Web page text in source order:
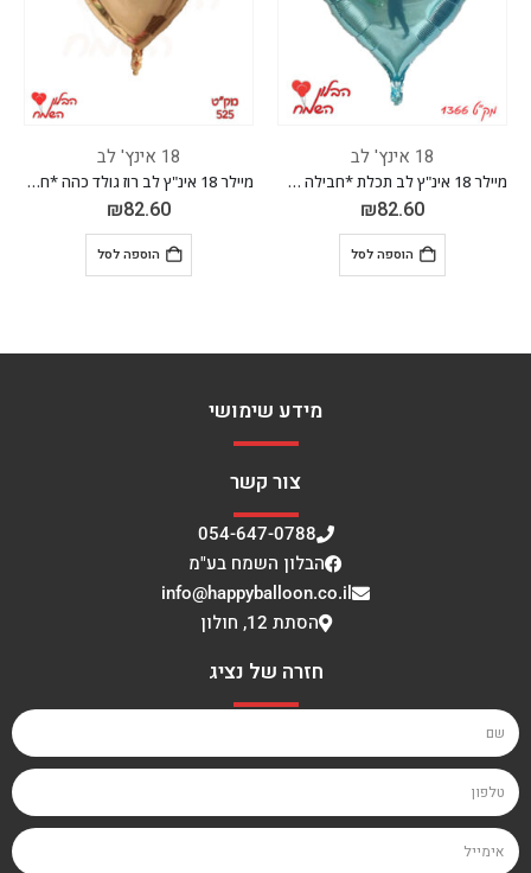
18 אינץ' לב
מיילר 18 אינ"ץ לב תכלת *חבילה של 50 יח'*
₪82.60
הוספה לסל
18 אינץ' לב
מיילר 18 אינ"ץ לב רוז גולד כהה *חבילה של 50 יח'*
₪82.60
הוספה לסל
מידע שימושי
צור קשר
054-647-0788
הבלון השמח בע"מ
info@happyballoon.co.il
הסתת 12, חולון
חזרה של נציג